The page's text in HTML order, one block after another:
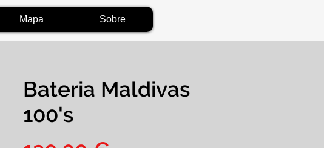
Mapa Sobre
Bateria Maldivas
100's